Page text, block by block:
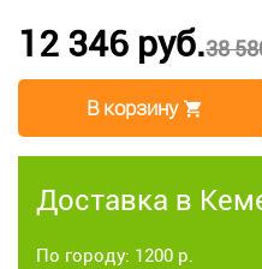
38
12 346 руб.
В корзину
Доставка в
По городу: 1200 р.